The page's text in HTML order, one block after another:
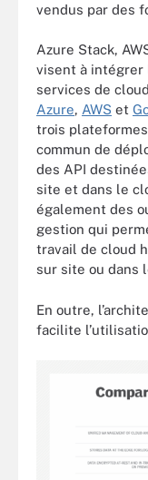
vendus par des
Azure Stack,
visent à intégrer
services de
Azure, AWS et
trois
commun de
des API
site et dans le
également des
gestion qui
travail de cloud
sur site ou dans
En outre,
facilite